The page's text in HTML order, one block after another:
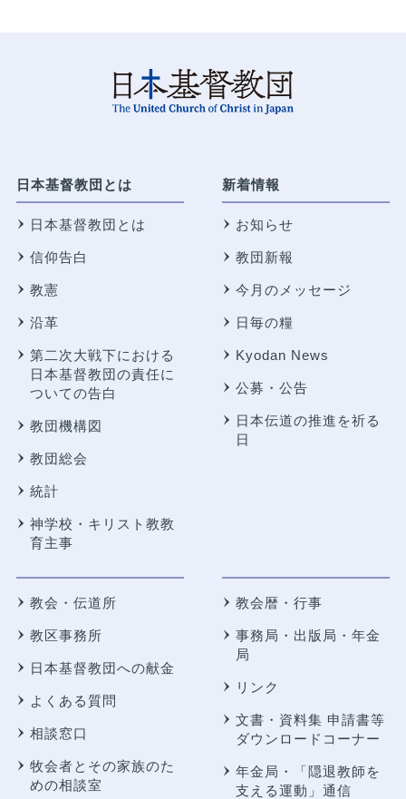
日本基督教団とは
日本基督教団とは
信仰告白
教憲
沿革
第二次大戦下における
日本基督教団の責任に
ついての告白
教団機構図
教団総会
統計
神学校・キリスト教教
育主事
新着情報
お知らせ
教団新報
今月のメッセージ
日毎の糧
Kyodan News
公募・公告
日本伝道の推進を祈る
日
教会・伝道所
教区事務所
日本基督教団への献金
よくある質問
相談窓口
牧会者とその家族のた
めの相談室
教会暦・行事
事務局・出版局・年金
局
リンク
文書・資料集 申請書等
ダウンロードコーナー
年金局・
「隠退教師を
支える運動」通信